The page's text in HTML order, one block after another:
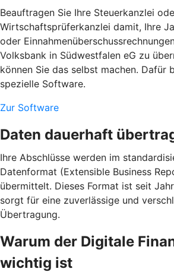
Beauftragen Sie Ihre Steuerkanzlei
Wirtschaftsprüferkanzlei damit, Ihre
oder
Volksbank in Südwestfalen eG zu
können Sie das selbst machen. Dafür
spezielle Software.
Zur Software
Daten dauerhaft
Ihre Abschlüsse werden im
Datenformat (Extensible Business
übermittelt. Dieses Format ist seit
sorgt für eine zuverlässige und
Übertragung.
Warum der Digitale
wichtig ist